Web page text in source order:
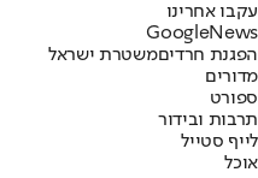
עקבו אחרינו
Googl eNews
הפגנת חרדיםמשטרת ישראל
מדורים
ספורט
תרבות ובידור
לייף סטייל
אוכל